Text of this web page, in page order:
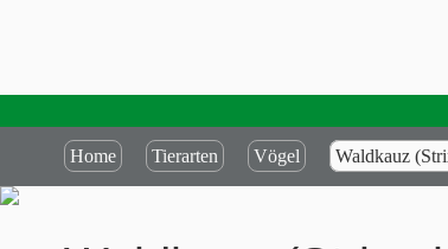
Home Tierarten Vögel Waldkauz